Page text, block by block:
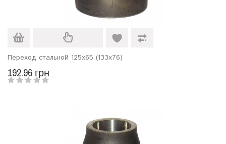
Переход стальной 125х65 (133х76)
192.96 грн